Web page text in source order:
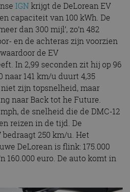
IGNkrijgt de DeLorean EV
capaciteit van 100 kWh. De
dan 300 mijl’, zo’n 482
en de achteras zijn voorzien
de EV
In 2,99 seconden zit hij op 96
naar 141 km/u duurt 4,35
zijn topsnelheid, maar
naar Back tot he Future.
de snelheid die de DMC-12
reizen in de tijd. De
250 km/u. Het
DeLorean is flink: 175.000
160.000 euro. De auto komt in